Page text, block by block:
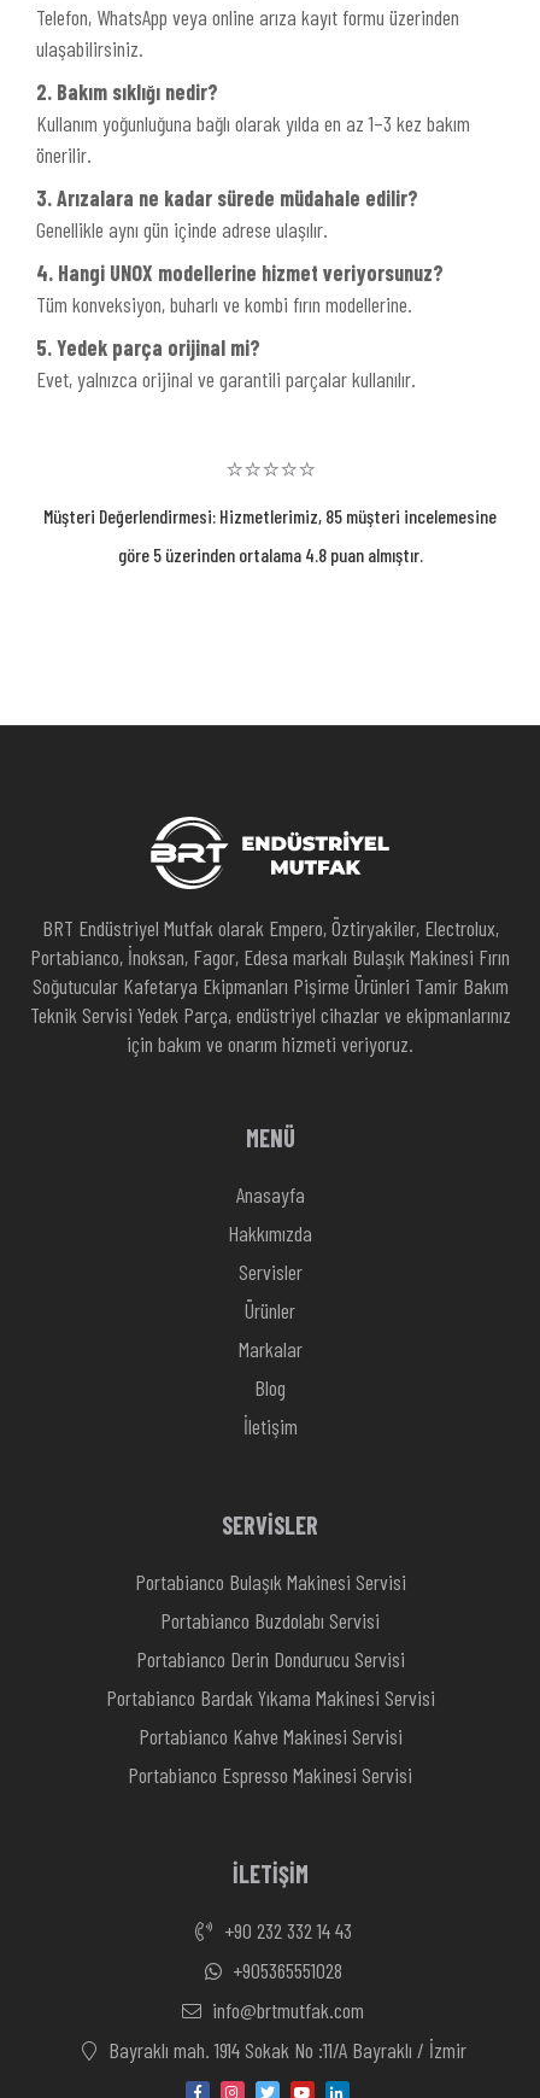
Telefon, WhatsApp veya online arıza kayıt formu üzerinden
ulaşabilirsiniz.
2. Bakım sıklığı nedir?
Kullanım yoğunluğuna bağlı olarak yılda en az 1–3 kez bakım
önerilir.
3. Arızalara ne kadar sürede müdahale edilir?
Genellikle aynı gün içinde adrese ulaşılır.
4. Hangi UNOX modellerine hizmet veriyorsunuz?
Tüm konveksiyon, buharlı ve kombi fırın modellerine.
5. Yedek parça orijinal mi?
Evet, yalnızca orijinal ve garantili parçalar kullanılır.
⭐⭐⭐⭐⭐
Müşteri Değerlendirmesi: Hizmetlerimiz, 85 müşteri incelemesine
göre 5 üzerinden ortalama 4.8 puan almıştır.
BRT Endüstriyel Mutfak olarak Empero, Öztiryakiler, Electrolux,
Portabianco, İnoksan, Fagor, Edesa markalı Bulaşık Makinesi Fırın
Soğutucular Kafetarya Ekipmanları Pişirme Ürünleri Tamir Bakım
Teknik Servisi Yedek Parça, endüstriyel cihazlar ve ekipmanlarınız
için bakım ve onarım hizmeti veriyoruz.
MENÜ
Anasayfa
Hakkımızda
Servisler
Ürünler
Markalar
Blog
İletişim
SERVİSLER
Portabianco Bulaşık Makinesi Servisi
Portabianco Buzdolabı Servisi
Portabianco Derin Dondurucu Servisi
Portabianco Bardak Yıkama Makinesi Servisi
Portabianco Kahve Makinesi Servisi
Portabianco Espresso Makinesi Servisi
İLETİŞİM
+90 232 332 14 43
+905365551028
info@brtmutfak.com
Bayraklı mah. 1914 Sokak No :11/A Bayraklı / İzmir